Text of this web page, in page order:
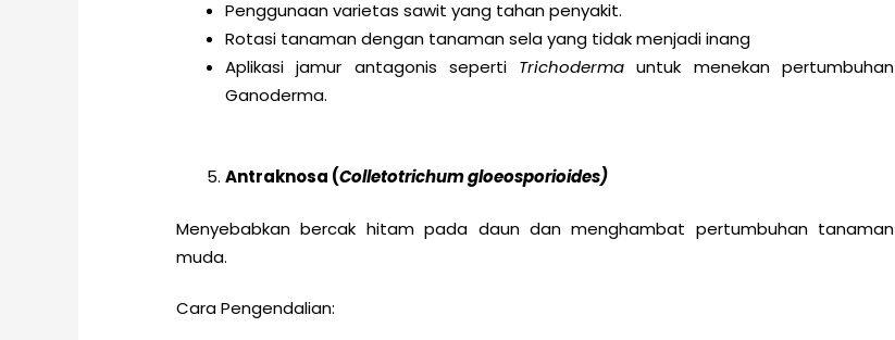
Penggunaan varietas sawit yang tahan penyakit.
Rotasi tanaman dengan tanaman sela yang tidak menjadi inang
Aplikasi jamur antagonis seperti Trichoderma untuk menekan pertumbuhan
Ganoderma.
Antraknosa (Colletotrichum gloeosporioides)
Menyebabkan bercak hitam pada daun dan menghambat pertumbuhan tanaman
muda.
Cara Pengendalian: